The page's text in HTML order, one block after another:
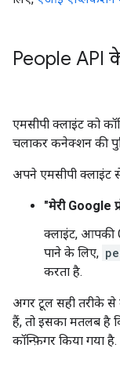
People API
एमसीपी क्लाइंट को
चलाकर कनेक्शन की
अपने एमसीपी क्लाइंट
"मेरी Google
क्लाइंट, आपकी
पाने के लिए,
करता है.
अगर टूल सही तरीके
हैं, तो इसका मतलब है
कॉन्फ़िगर किया गया है.